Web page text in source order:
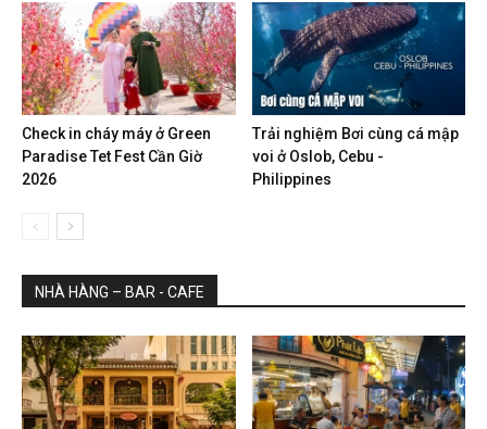
Check in cháy máy ở Green
Paradise Tet Fest Cần Giờ
2026
Trải nghiệm Bơi cùng cá mập
voi ở Oslob, Cebu -
Philippines
NHÀ HÀNG – BAR - CAFE